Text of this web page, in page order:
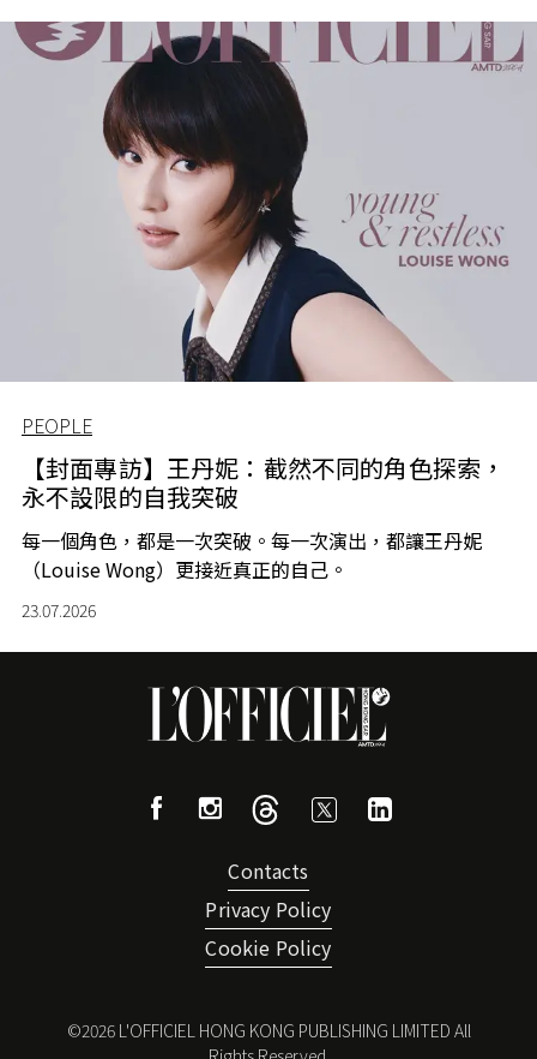
PEOPLE
【封面專訪】王丹妮：截然不同的角色探索，
永不設限的自我突破
每一個角色，都是一次突破。每一次演出，都讓王丹妮
（Louise Wong）更接近真正的自己。
23.07.2026
Contacts
Privacy Policy
Cookie Policy
©2026L'OFFICIEL HONG KONG PUBLISHING LIMITED All